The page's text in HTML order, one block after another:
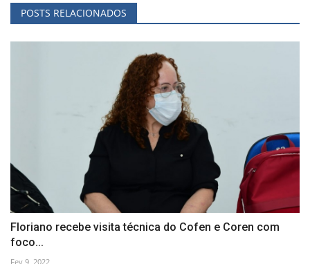
POSTS RELACIONADOS
Floriano recebe visita técnica do Cofen e Coren com
foco...
Fev 9, 2022